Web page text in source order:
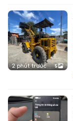
2 phút trước 5